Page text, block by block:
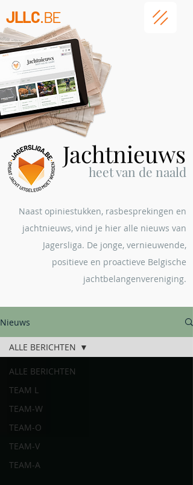
JLLC.BE
Jachtnieuws
Naast opiniestukken, rasbesprekingen en
jachtnieuws, vind je hier alle nieuws van
Jagersliga. De jonge, vernieuwende,
positieve en proactieve Belgische
jachtbelangenvereniging.
heetvan de naald
Nieuws
ALLE BERICHTEN
TEAM L
TEAM-W
TEAM-O
TEAM-V
TEAM-A
ALLE BERICHTEN